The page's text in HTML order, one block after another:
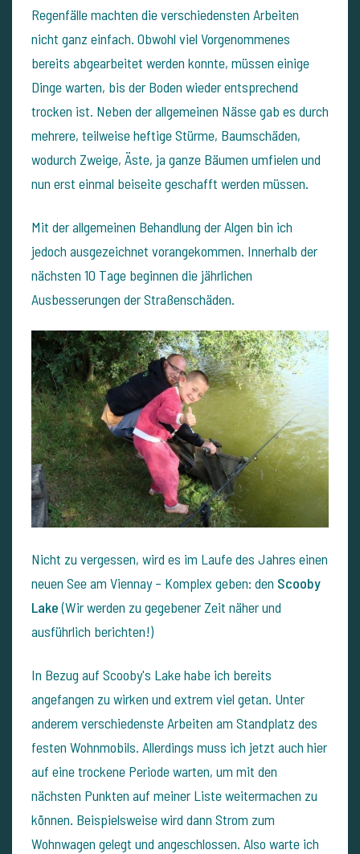
Regenfälle machten die verschiedensten Arbeiten
nicht ganz einfach. Obwohl viel Vorgenommenes
bereits abgearbeitet werden konnte, müssen einige
Dinge warten, bis der Boden wieder entsprechend
trocken ist. Neben der allgemeinen Nässe gab es durch
mehrere, teilweise heftige Stürme, Baumschäden,
wodurch Zweige, Äste, ja ganze Bäumen umfielen und
nun erst einmal beiseite geschafft werden müssen.
Mit der allgemeinen Behandlung der Algen bin ich
jedoch ausgezeichnet vorangekommen. Innerhalb der
nächsten 10 Tage beginnen die jährlichen
Ausbesserungen der Straßenschäden.
Nicht zu vergessen, wird es im Laufe des Jahres einen
neuen See am Viennay – Komplex geben: den Scooby
Lake(Wir werden zu gegebener Zeit näher und
ausführlich berichten!)
In Bezug auf Scooby's Lake habe ich bereits
angefangen zu wirken und extrem viel getan. Unter
anderem verschiedenste Arbeiten am Standplatz des
festen Wohnmobils. Allerdings muss ich jetzt auch hier
auf eine trockene Periode warten, um mit den
nächsten Punkten auf meiner Liste weitermachen zu
können. Beispielsweise wird dann Strom zum
Wohnwagen gelegt und angeschlossen. Also warte ich